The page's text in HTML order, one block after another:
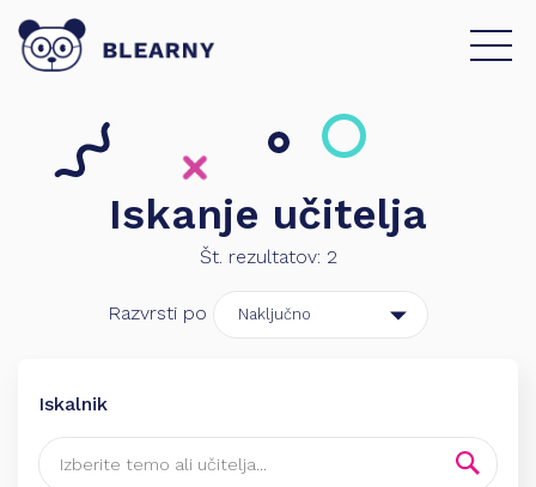
Iskanje učitelja
Št. rezultatov: 2
Razvrsti po
Iskalnik